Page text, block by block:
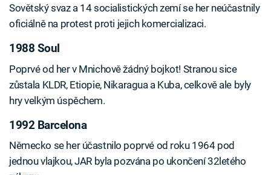
Sovětský svaz a 14 socialistických zemí se her neúčastnily
oficiálně na protest proti jejich komercializaci.
1988 Soul
Poprvé od her v Mnichově žádný bojkot! Stranou sice
zůstala KLDR, Etiopie, Nikaragua a Kuba, celkově ale byly
hry velkým úspěchem.
1992 Barcelona
Německo se her účastnilo poprvé od roku 1964 pod
jednou vlajkou, JAR byla pozvána po ukončení 32letého